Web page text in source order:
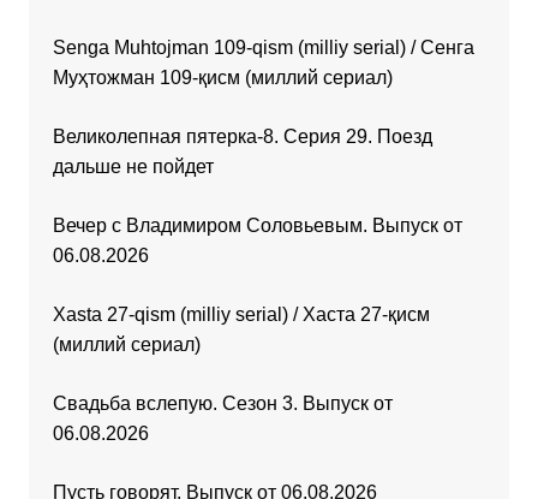
Senga Muhtojman 109-qism (milliy serial) / Сенга
Муҳтожман 109-қисм (миллий сериал)
Великолепная пятерка-8. Серия 29. Поезд
дальше не пойдет
Вечер с Владимиром Соловьевым. Выпуск от
06.08.2026
Xasta 27-qism (milliy serial) / Хаста 27-қисм
(миллий сериал)
Свадьба вслепую. Сезон 3. Выпуск от
06.08.2026
Пусть говорят. Выпуск от 06.08.2026